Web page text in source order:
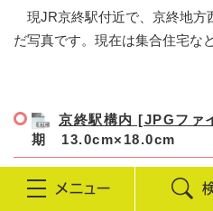
現JR京終駅付近で、京終地方
だ写真です。現在は集合住宅な
京終駅構内 [JPGファ
期 13.0cm×18.0cm
現JR京終駅の構内を東から撮